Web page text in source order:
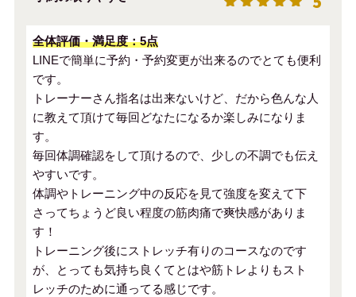
全体評価・満足度：5点
LINEで簡単に予約・予約変更が出来るのでとても便利
です。
トレーナーさん指名は出来ないけど、だから色んな人
に教えて頂けて毎回どなたになるか楽しみになりま
す。
毎回体調確認をして頂けるので、少しの不調でも伝え
やすいです。
体調やトレーニング中の反応を見て強度を変えて下
さってちょうど良い程度の筋肉痛で爽快感がありま
す！
トレーニング後にストレッチ有りのコースなのです
が、とっても気持ち良くてとはや筋トレよりもスト
レッチのために通ってる感じです。